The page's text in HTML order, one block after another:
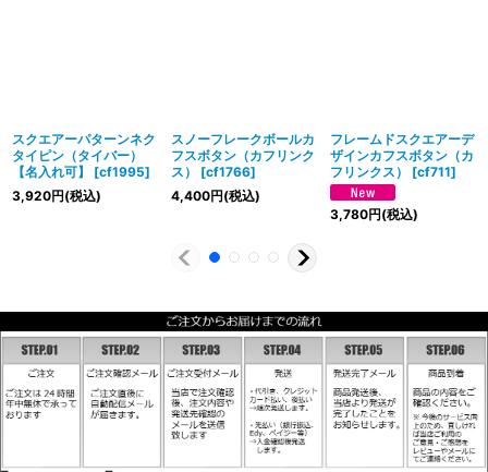
スクエアーパターンネク
タイピン（タイバー）
【名入れ可】
[cf1995]
3,920円(税込)
スノーフレークボールカ
フスボタン（カフリンク
ス）
[cf1766]
4,400円(税込)
フレームドスクエアーデ
ザインカフスボタン（カ
フリンクス）
[cf711]
3,780円(税込)